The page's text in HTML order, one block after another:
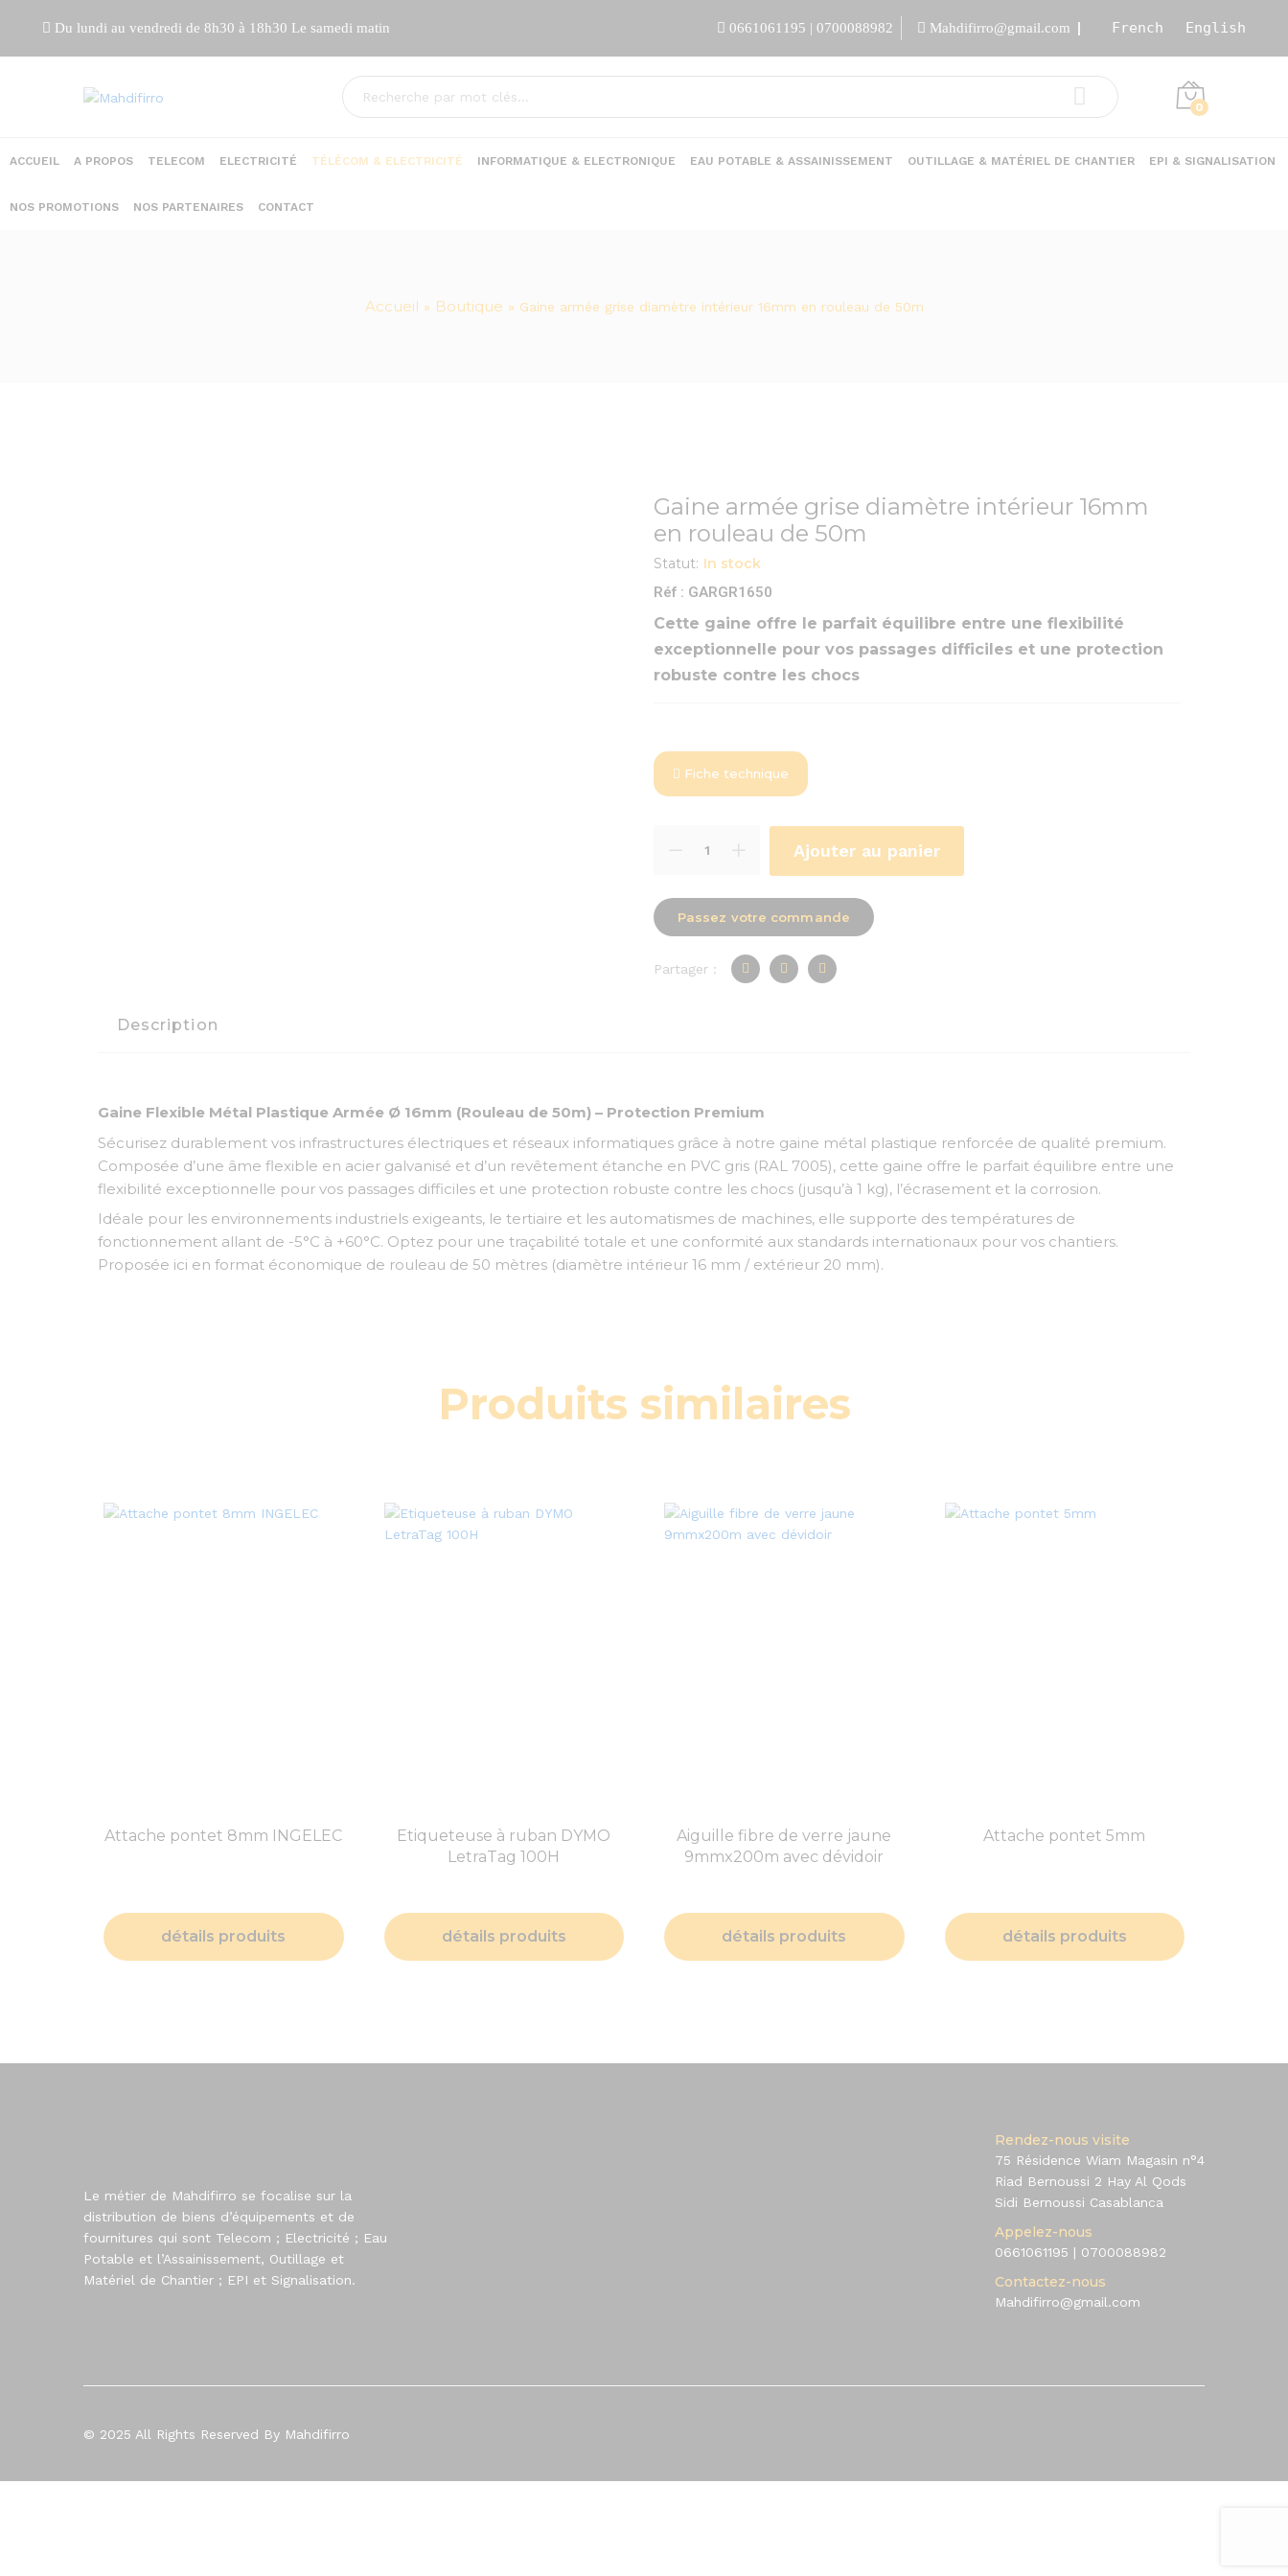
Du lundi au vendredi de 8h30 à 18h30 Le samedi matin 0661061195 | 0700088982 Mahdifirro@gmail.com French English
0
ACCUEIL A PROPOS TELECOM ELECTRICITÉ TÉLÉCOM & ELECTRICITÉ INFORMATIQUE & ELECTRONIQUE EAU POTABLE & ASSAINISSEMENT OUTILLAGE & MATÉRIEL DE CHANTIER EPI & SIGNALISATION
NOS PROMOTIONS NOS PARTENAIRES CONTACT
Accueil » Boutique » Gaine armée grise diamètre intérieur 16mm en rouleau de 50m
Gaine armée grise diamètre intérieur 16mm
en rouleau de 50m
Statut: In stock
Réf : GARGR1650
Cette gaine offre le parfait équilibre entre une flexibilité
exceptionnelle pour vos passages difficiles et une protection
robuste contre les chocs
Fiche technique
Ajouter au panier
Passez votre commande
Partager :
Description
Gaine Flexible Métal Plastique Armée Ø 16mm (Rouleau de 50m) – Protection Premium
Sécurisez durablement vos infrastructures électriques et réseaux informatiques grâce à notre gaine métal plastique renforcée de qualité premium.
Composée d’une âme flexible en acier galvanisé et d’un revêtement étanche en PVC gris (RAL 7005), cette gaine offre le parfait équilibre entre une
flexibilité exceptionnelle pour vos passages difficiles et une protection robuste contre les chocs (jusqu’à 1 kg), l’écrasement et la corrosion.
Idéale pour les environnements industriels exigeants, le tertiaire et les automatismes de machines, elle supporte des températures de
fonctionnement allant de -5°C à +60°C. Optez pour une traçabilité totale et une conformité aux standards internationaux pour vos chantiers.
Proposée ici en format économique de rouleau de 50 mètres (diamètre intérieur 16 mm / extérieur 20 mm).
Produits similaires
Attache pontet 8mm INGELEC
détails produits
Etiqueteuse à ruban DYMO
LetraTag 100H
détails produits
Aiguille fibre de verre jaune
9mmx200m avec dévidoir
détails produits
Attache pontet 5mm
détails produits
Le métier de Mahdifirro se focalise sur la
distribution de biens d’équipements et de
fournitures qui sont Telecom ; Electricité ; Eau
Potable et l’Assainissement, Outillage et
Matériel de Chantier ; EPI et Signalisation.
Rendez-nous visite
75 Résidence Wiam Magasin n°4
Riad Bernoussi 2 Hay Al Qods
Sidi Bernoussi Casablanca
Appelez-nous
0661061195 | 0700088982
Contactez-nous
Mahdifirro@gmail.com
© 2025 All Rights Reserved By Mahdifirro